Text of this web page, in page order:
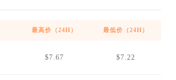
最高价（24H） 最低价（24H）
$7.67 $7.22